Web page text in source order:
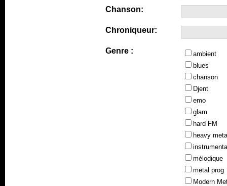
Chanson:
Chroniqueur:
Genre :
ambient
blues
chanson
Djent
emo
glam
hard FM
heavy
mélodique
metal prog
Modern